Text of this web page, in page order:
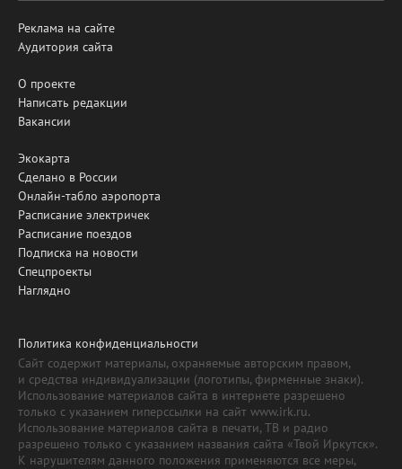
Реклама на сайте
Аудитория сайта
О проекте
Написать редакции
Вакансии
Экокарта
Сделано в России
Онлайн-табло аэропорта
Расписание электричек
Расписание поездов
Подписка на новости
Спецпроекты
Наглядно
Политика конфиденциальности
Сайт содержит материалы, охраняемые авторским правом,
и средства индивидуализации (логотипы, фирменные знаки).
Использование материалов сайта в интернете разрешено
только с указанием гиперссылки на сайт www.irk.ru.
Использование материалов сайта в печати, ТВ и радио
разрешено только с указанием названия сайта «Твой Иркутск».
К нарушителям данного положения применяются все меры,